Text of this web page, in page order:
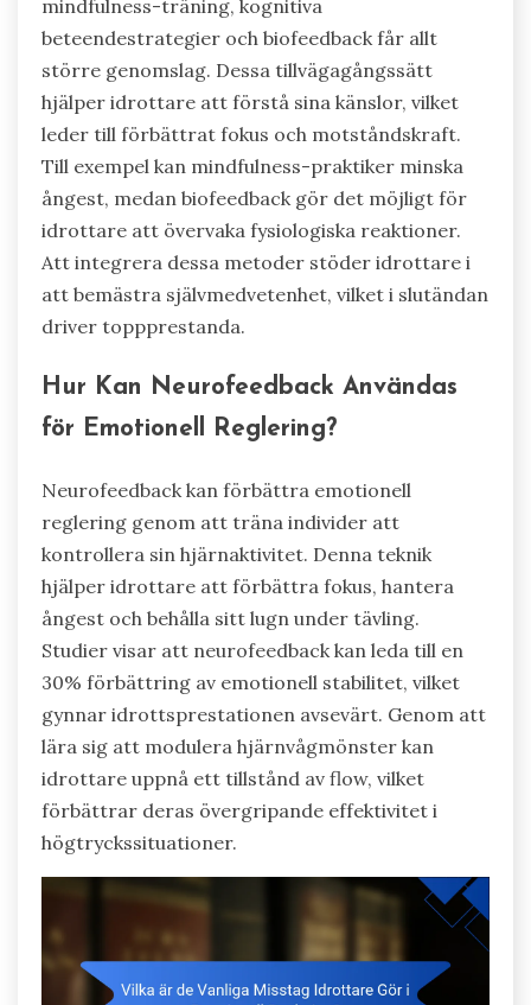
mindfulness-träning, kognitiva
beteendestrategier och biofeedback får allt
större genomslag. Dessa tillvägagångssätt
hjälper idrottare att förstå sina känslor, vilket
leder till förbättrat fokus och motståndskraft.
Till exempel kan mindfulness-praktiker minska
ångest, medan biofeedback gör det möjligt för
idrottare att övervaka fysiologiska reaktioner.
Att integrera dessa metoder stöder idrottare i
att bemästra självmedvetenhet, vilket i slutändan
driver toppprestanda.
Hur Kan Neurofeedback Användas
för Emotionell Reglering?
Neurofeedback kan förbättra emotionell
reglering genom att träna individer att
kontrollera sin hjärnaktivitet. Denna teknik
hjälper idrottare att förbättra fokus, hantera
ångest och behålla sitt lugn under tävling.
Studier visar att neurofeedback kan leda till en
30% förbättring av emotionell stabilitet, vilket
gynnar idrottsprestationen avsevärt. Genom att
lära sig att modulera hjärnvågmönster kan
idrottare uppnå ett tillstånd av flow, vilket
förbättrar deras övergripande effektivitet i
högtryckssituationer.